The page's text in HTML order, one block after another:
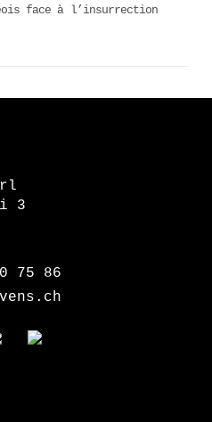
face à l’insurrection
3
75 86